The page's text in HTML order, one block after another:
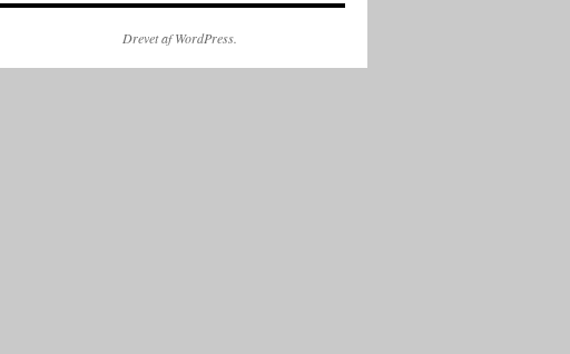
Drevet af WordPress.